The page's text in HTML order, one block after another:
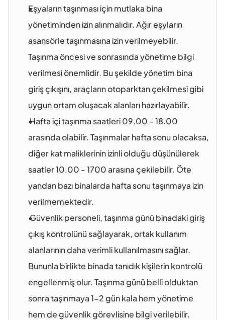
Eşyaların taşınması için mutlaka bina
yönetiminden izin alınmalıdır. Ağır eşyların
asansörle taşınmasına izin verilmeyebilir.
Taşınma öncesi ve sonrasında yönetime bilgi
verilmesi önemlidir. Bu şekilde yönetim bina
giriş çıkışını, araçların otoparktan çekilmesi gibi
uygun ortam oluşacak alanları hazırlayabilir.
Hafta içi taşınma saatleri 09.00 - 18.00
arasında olabilir. Taşınmalar hafta sonu olacaksa,
diğer kat maliklerinin izinli olduğu düşünülerek
saatler 10.00 - 1700 arasına çekilebilir. Öte
yandan bazı binalarda hafta sonu taşınmaya izin
verilmemektedir.
Güvenlik personeli, taşınma günü binadaki giriş
çıkış kontrolünü sağlayarak, ortak kullanım
alanlarının daha verimli kullanılmasını sağlar.
Bununla birlikte binada tanıdık kişilerin kontrolü
engellenmiş olur. Taşınma günü belli olduktan
sonra taşınmaya 1-2 gün kala hem yönetime
hem de güvenlik görevlisine bilgi verilebilir.